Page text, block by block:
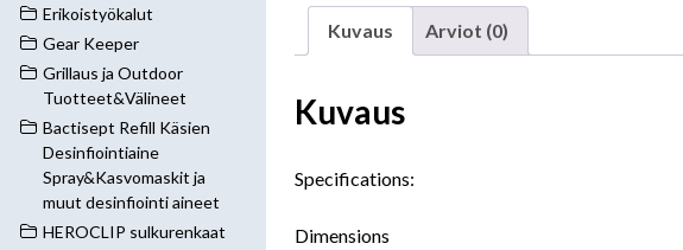
Erikoistyökalut
Gear Keeper
Grillaus ja Outdoor
Tuotteet&Välineet
Bactisept Refill Käsien
Desinfiointiaine
Spray&Kasvomaskit ja
muut desinfiointi aineet
HEROCLIP sulkurenkaat
Kuvaus Arviot (0)
Kuvaus
Specifications:
Dimensions